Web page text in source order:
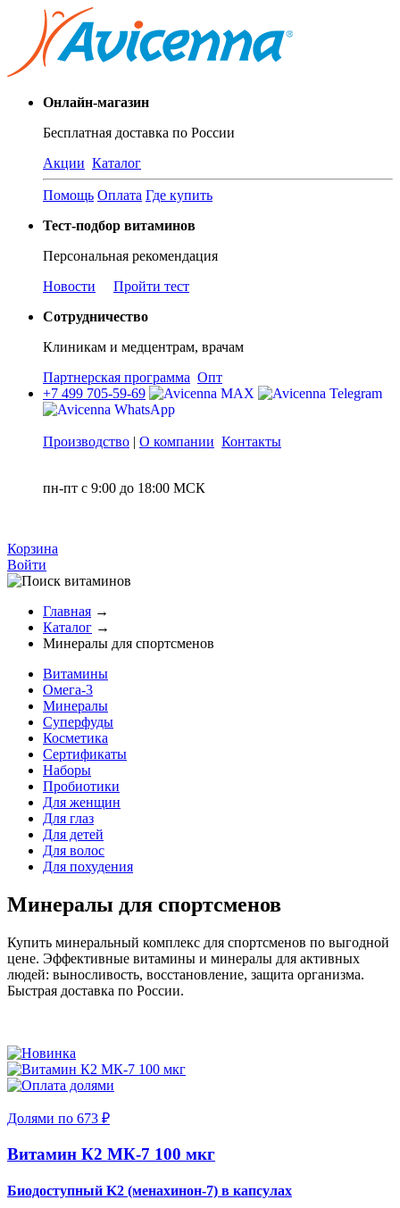
Онлайн-магазин
Бесплатная доставка по России
Акции Каталог
Помощь Оплата Где купить
Тест-подбор витаминов
Персональная рекомендация
Новости
Пройти тест
Сотрудничество
Клиникам и медцентрам, врачам
Партнерская программа Опт
+7 499 705-59-69
Производство | О компании Контакты
пн-пт с 9:00 до 18:00 МСК
Корзина
Войти
Главная →
Каталог →
Минералы для спортсменов
Витамины
Омега-3
Минералы
Суперфуды
Косметика
Сертификаты
Наборы
Пробиотики
Для женщин
Для глаз
Для детей
Для волос
Для похудения
Минералы для спортсменов
Купить минеральный комплекс для спортсменов по выгодной
цене. Эффективные витамины и минералы для активных
людей: выносливость, восстановление, защита организма.
Быстрая доставка по России.
Долями по 673 ₽
Витамин К2 МК-7 100 мкг
Биодоступный K2 (менахинон-7) в капсулах